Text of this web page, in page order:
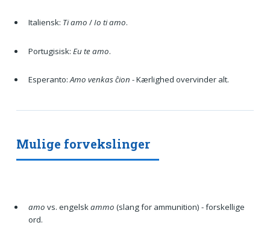
Italiensk: Ti amo /Io ti amo.
Portugisisk: Eu te amo.
Esperanto:Amo venkas ĉion - Kærlighed overvinder alt.
Mulige forvekslinger
amo vs. engelskammo (slang for ammunition) - forskellige
ord.